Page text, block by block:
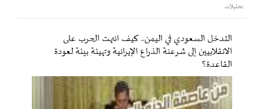
تحليلات
التدخل السعودي في اليمن.. كيف انتهت الحرب على
الانقلابيين إلى شرعنة الذراع الإيرانية وتهيئة بيئة لعودة
القاعدة؟